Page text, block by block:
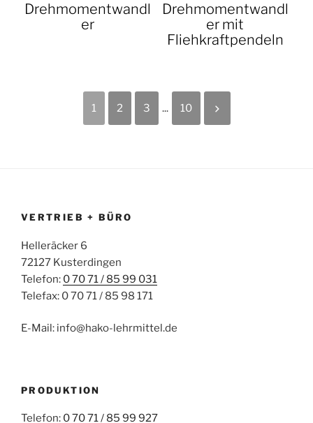
Drehmomentwandl
er
Drehmomentwandl
er mit
Fliehkraftpendeln
1 2 3 ... 10
VERTRIEB + BÜRO
Helleräcker 6
72127 Kusterdingen
Telefon: 0 70 71 / 85 99 031
Telefax: 0 70 71 / 85 98 171
E-Mail: info@hako-lehrmittel.de
PRODUKTION
Telefon: 0 70 71 / 85 99 927